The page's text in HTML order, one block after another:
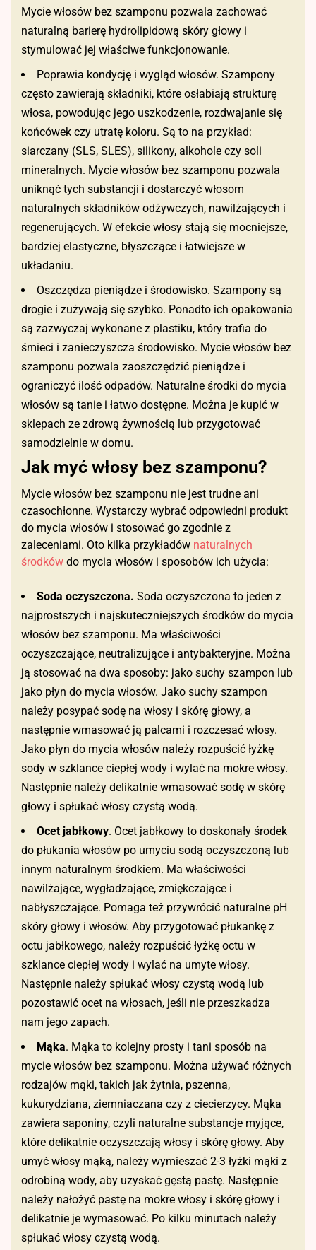
Mycie włosów bez szamponu pozwala zachować
naturalną barierę hydrolipidową skóry głowy i
stymulować jej właściwe funkcjonowanie.
Poprawia kondycję i wygląd włosów. Szampony
często zawierają składniki, które osłabiają strukturę
włosa, powodując jego uszkodzenie, rozdwajanie się
końcówek czy utratę koloru. Są to na przykład:
siarczany (SLS, SLES), silikony, alkohole czy soli
mineralnych. Mycie włosów bez szamponu pozwala
uniknąć tych substancji i dostarczyć włosom
naturalnych składników odżywczych, nawilżających i
regenerujących. W efekcie włosy stają się mocniejsze,
bardziej elastyczne, błyszczące i łatwiejsze w
układaniu.
Oszczędza pieniądze i środowisko. Szampony są
drogie i zużywają się szybko. Ponadto ich opakowania
są zazwyczaj wykonane z plastiku, który trafia do
śmieci i zanieczyszcza środowisko. Mycie włosów bez
szamponu pozwala zaoszczędzić pieniądze i
ograniczyć ilość odpadów. Naturalne środki do mycia
włosów są tanie i łatwo dostępne. Można je kupić w
sklepach ze zdrową żywnością lub przygotować
samodzielnie w domu.
Jak myć włosy bez szamponu?
Mycie włosów bez szamponu nie jest trudne ani
czasochłonne. Wystarczy wybrać odpowiedni produkt
do mycia włosów i stosować go zgodnie z
zaleceniami. Oto kilka przykładów naturalnych
środków do mycia włosów i sposobów ich użycia:
Soda oczyszczona. Soda oczyszczona to jeden z
najprostszych i najskuteczniejszych środków do mycia
włosów bez szamponu. Ma właściwości
oczyszczające, neutralizujące i antybakteryjne. Można
ją stosować na dwa sposoby: jako suchy szampon lub
jako płyn do mycia włosów. Jako suchy szampon
należy posypać sodę na włosy i skórę głowy, a
następnie wmasować ją palcami i rozczesać włosy.
Jako płyn do mycia włosów należy rozpuścić łyżkę
sody w szklance ciepłej wody i wylać na mokre włosy.
Następnie należy delikatnie wmasować sodę w skórę
głowy i spłukać włosy czystą wodą.
Ocet jabłkowy. Ocet jabłkowy to doskonały środek
do płukania włosów po umyciu sodą oczyszczoną lub
innym naturalnym środkiem. Ma właściwości
nawilżające, wygładzające, zmiękczające i
nabłyszczające. Pomaga też przywrócić naturalne pH
skóry głowy i włosów. Aby przygotować płukankę z
octu jabłkowego, należy rozpuścić łyżkę octu w
szklance ciepłej wody i wylać na umyte włosy.
Następnie należy spłukać włosy czystą wodą lub
pozostawić ocet na włosach, jeśli nie przeszkadza
nam jego zapach.
Mąka. Mąka to kolejny prosty i tani sposób na
mycie włosów bez szamponu. Można używać różnych
rodzajów mąki, takich jak żytnia, pszenna,
kukurydziana, ziemniaczana czy z ciecierzycy. Mąka
zawiera saponiny, czyli naturalne substancje myjące,
które delikatnie oczyszczają włosy i skórę głowy. Aby
umyć włosy mąką, należy wymieszać 2-3 łyżki mąki z
odrobiną wody, aby uzyskać gęstą pastę. Następnie
należy nałożyć pastę na mokre włosy i skórę głowy i
delikatnie je wymasować. Po kilku minutach należy
spłukać włosy czystą wodą.